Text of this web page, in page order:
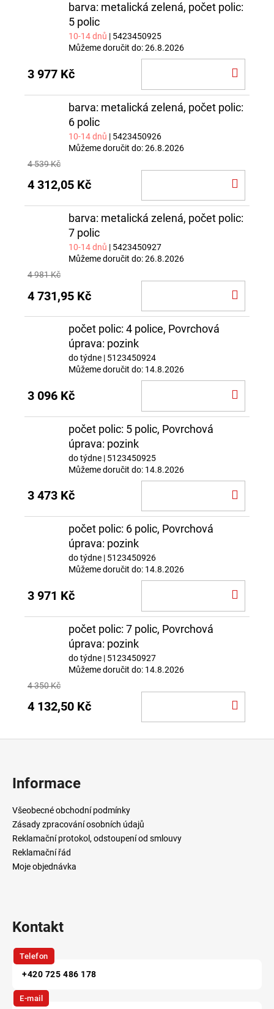
barva: metalická zelená, počet polic:
5 polic
10-14 dnů | 5423450925
Můžeme doručit do:26.8.2026
3 977 Kč
barva: metalická zelená, počet polic:
6 polic
10-14 dnů | 5423450926
Můžeme doručit do:26.8.2026
4 539 Kč
4 312,05 Kč
barva: metalická zelená, počet polic:
7 polic
10-14 dnů | 5423450927
Můžeme doručit do:26.8.2026
4 981 Kč
4 731,95 Kč
počet polic: 4 police, Povrchová
úprava: pozink
do týdne | 5123450924
Můžeme doručit do: 14.8.2026
3 096 Kč
počet polic: 5 polic, Povrchová
úprava: pozink
do týdne | 5123450925
Můžeme doručit do: 14.8.2026
3 473 Kč
počet polic: 6 polic, Povrchová
úprava: pozink
do týdne | 5123450926
Můžeme doručit do: 14.8.2026
3 971 Kč
počet polic: 7 polic, Povrchová
úprava: pozink
do týdne | 5123450927
Můžeme doručit do: 14.8.2026
4 350 Kč
4 132,50 Kč
Informace
Všeobecné obchodní podmínky
Zásady zpracování osobních údajů
Reklamační protokol, odstoupení od smlouvy
Reklamační řád
Moje objednávka
Kontakt
Telefon
+420 725 486 178
E-mail